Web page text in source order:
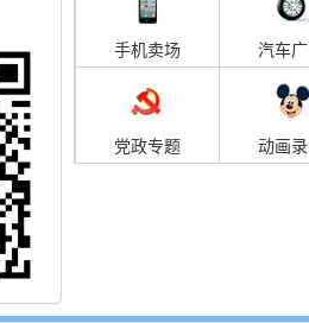
手机卖场 汽车
党政专题 动画